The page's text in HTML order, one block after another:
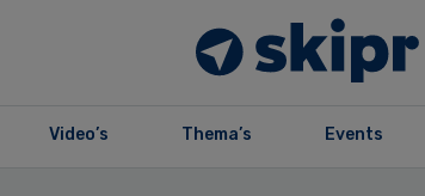
Video’s Thema’s Events